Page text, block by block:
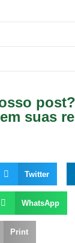
post?
suas
Twitter
WhatsApp
Print